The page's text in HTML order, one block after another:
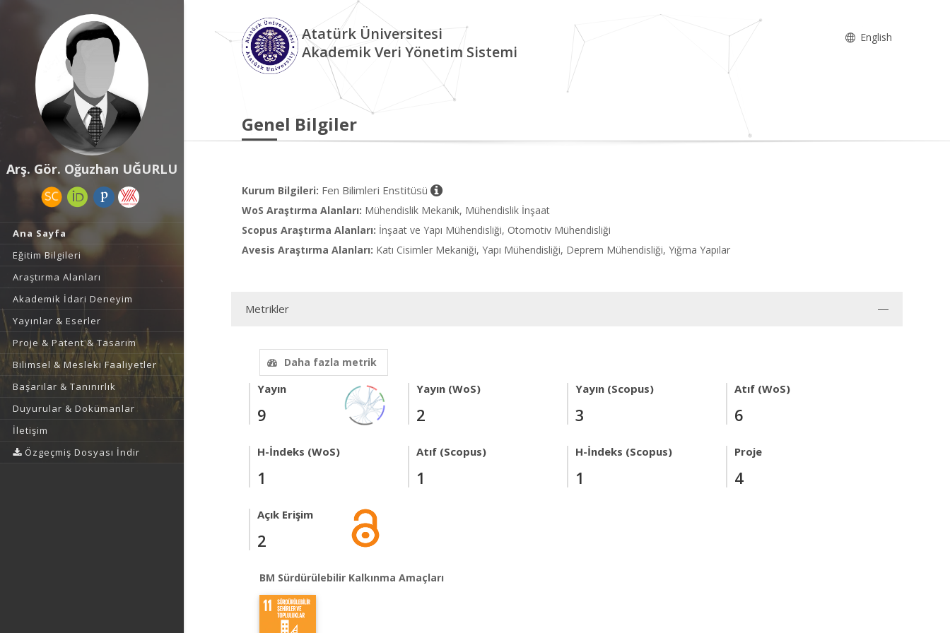
Arş. Gör. Oğuzhan UĞURLU
Ana Sayfa
Eğitim Bilgileri
Araştırma Alanları
Akademik İdari Deneyim
Yayınlar & Eserler
Proje & Patent & Tasarım
Bilimsel & Mesleki Faaliyetler
Başarılar & Tanınırlık
Duyurular & Dokümanlar
İletişim
Özgeçmiş Dosyası İndir
Atatürk Üniversitesi
Akademik Veri Yönetim Sistemi
English
Genel Bilgiler
Kurum Bilgileri: Fen Bilimleri Enstitüsü
WoS Araştırma Alanları: Mühendislik Mekanik, Mühendislik İnşaat
Scopus Araştırma Alanları: İnşaat ve Yapı Mühendisliği, Otomotiv Mühendisliği
Avesis Araştırma Alanları: Katı Cisimler Mekaniği, Yapı Mühendisliği, Deprem Mühendisliği, Yığma Yapılar
Metrikler
Daha fazla metrik
Yayın
9
Yayın (WoS)
2
Yayın (Scopus)
3
Atıf (WoS)
6
H-İndeks (WoS)
1
Atıf (Scopus)
1
H-İndeks (Scopus)
1
Proje
4
Açık Erişim
2
BM Sürdürülebilir Kalkınma Amaçları